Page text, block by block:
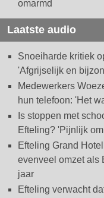
omarmd
Laatste audio
Snoeiharde kritiek
'Afgrijselijk en
Medewerkers
hun telefoon: 'Het
Is stoppen met
Efteling? 'Pijnlijk
Efteling Grand
evenveel omzet als
jaar
Efteling verwacht